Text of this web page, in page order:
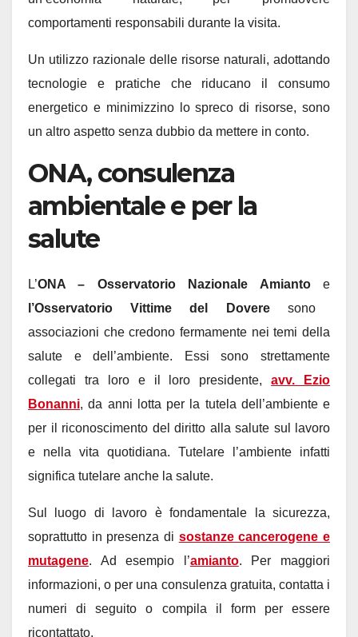
comportamenti responsabili durante la visita.
Un utilizzo razionale delle risorse naturali, adottando
tecnologie e pratiche che riducano il consumo
energetico e minimizzino lo spreco di risorse, sono
un altro aspetto senza dubbio da mettere in conto.
ONA, consulenza
ambientale e per la
salute
L’ONA – Osservatorio Nazionale Amianto e
l’Osservatorio Vittime del Doveresono
associazioni che credono fermamente nei temi della
salute e dell’ambiente. Essi sono strettamente
collegati tra loro e il loro presidente,avv. Ezio
Bonanni, da anni lotta per la tutela dell’ambiente e
per il riconoscimento del diritto alla salute sul lavoro
e nella vita quotidiana. Tutelare l’ambiente infatti
significa tutelare anche la salute.
Sul luogo di lavoro è fondamentale la sicurezza,
soprattutto in presenza di sostanze cancerogene e
mutagene. Ad esempio l’amianto. Per maggiori
informazioni, o per una consulenza gratuita, contatta i
numeri di seguito o compila il form per essere
ricontattato.